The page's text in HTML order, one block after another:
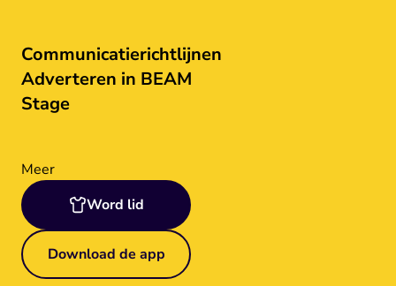
Communicatierichtlijnen
Adverteren in BEAM
Stage
Meer
Word lid
Download de app